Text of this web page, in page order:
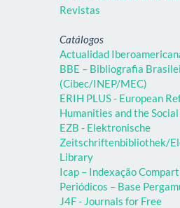
Revistas
Catálogos
Actualidad
BBE – Bibliografia
(Cibec/INEP/MEC)
ERIH PLUS - European
Humanities and the Social
EZB - Elektronische
Zeitschriftenbibliothek/
Library
Icap – Indexação
Periódicos – Base
J4F - Journals for Free